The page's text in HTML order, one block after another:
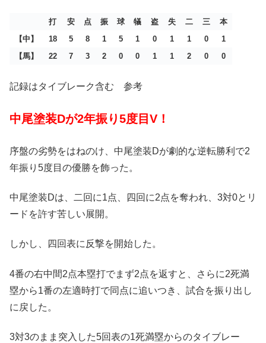
打 安 点 振 球 犠 盗 失 二 三
本
【中】
18 5 8 1 5 1 0 1 1 0
1
【馬】
22 7 3 2 0 0 1 1 2 0 0
記録はタイブレーク含む 参考
中尾塗装Dが2年振り5度目V！
序盤の劣勢をはねのけ、中尾塗装Dが劇的な逆転勝利で2
年振り5度目の優勝を飾った。
中尾塗装Dは、二回に1点、四回に2点を奪われ、3対0とリ
ードを許す苦しい展開。
しかし、四回表に反撃を開始した。
4番の右中間2点本塁打でまず2点を返すと、さらに2死満
塁から1番の左適時打で同点に追いつき、試合を振り出し
に戻した。
3対3のまま突入した5回表の1死満塁からのタイブレー